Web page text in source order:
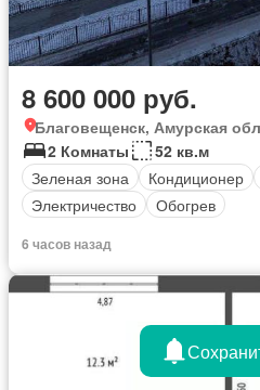
8 600 000 руб.
Благовещенск, Амурская
2 Комнаты
52 кв.м
Зеленая зона
Кондиционер
Электричество
Обогрев
6 часов назад